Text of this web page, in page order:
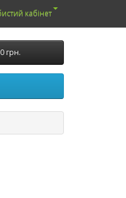
кабінет
грн.